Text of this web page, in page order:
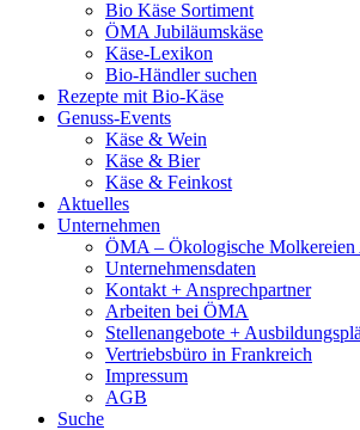
Bio Käse Sortiment
ÖMA Jubiläumskäse
Käse-Lexikon
Bio-Händler suchen
Rezepte mit Bio-Käse
Genuss-Events
Käse & Wein
Käse & Bier
Käse & Feinkost
Aktuelles
Unternehmen
ÖMA – Ökologische Molkereien
Unternehmensdaten
Kontakt + Ansprechpartner
Arbeiten bei ÖMA
Stellenangebote +
Vertriebsbüro in Frankreich
Impressum
AGB
Suche